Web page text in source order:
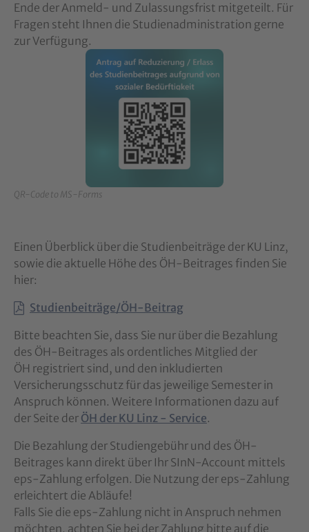
QR-Code to MS-Forms
Ende der Anmeld- und Zulassungsfrist mitgeteilt. Für
Fragen steht Ihnen die Studienadministration gerne
zur Verfügung.
Einen Überblick über die Studienbeiträge der KU Linz,
sowie die aktuelle Höhe des ÖH-Beitrages finden Sie
hier:
Studienbeiträge/ÖH-Beitrag
Bitte beachten Sie, dass Sie nur über die Bezahlung
des ÖH-Beitrages als ordentliches Mitglied der
ÖH registriert sind, und den inkludierten
Versicherungsschutz für das jeweilige Semester in
Anspruch können. Weitere Informationen dazu auf
der Seite der ÖH der KU Linz - Service.
Die Bezahlung der Studiengebühr und des ÖH-
Beitrages kann direkt über Ihr SInN-Account mittels
eps-Zahlung erfolgen. Die Nutzung der eps-Zahlung
erleichtert die Abläufe!
Falls Sie die eps-Zahlung nicht in Anspruch nehmen
möchten, achten Sie bei der Zahlung bitte auf die